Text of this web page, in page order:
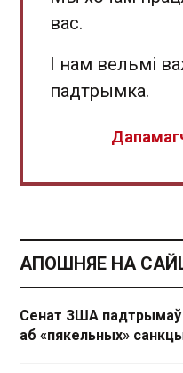
вас.
І нам вельмі
падтрымка.
АПОШНЯЕ НА
Сенат ЗША падтрымаў
аб «пякельных»